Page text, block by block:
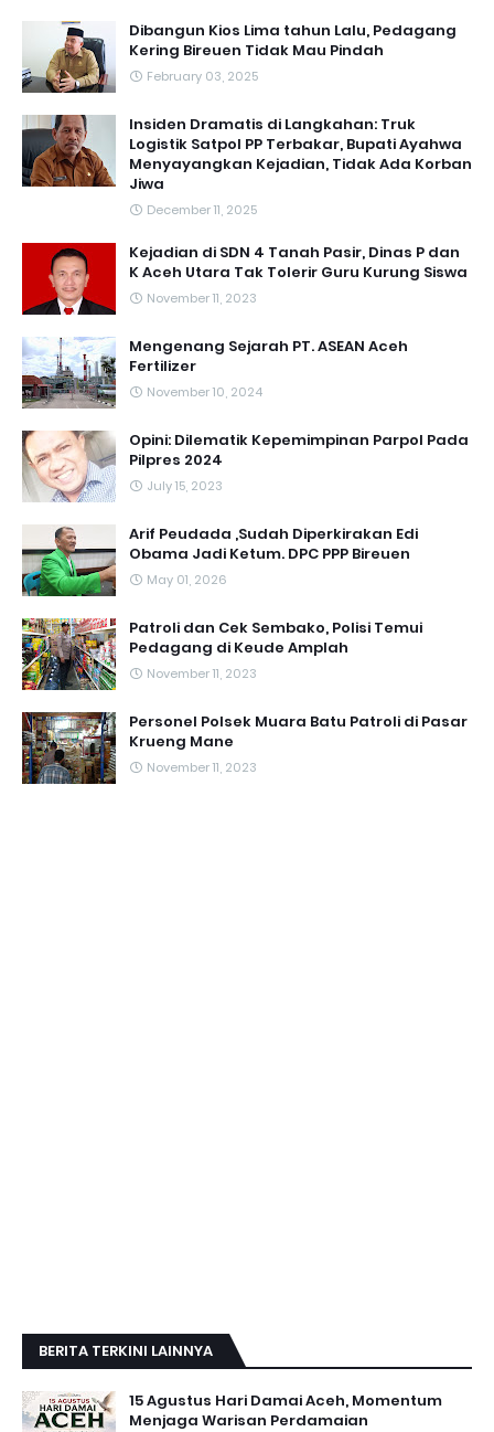
Dibangun Kios Lima tahun Lalu, Pedagang
Kering Bireuen Tidak Mau Pindah
February 03, 2025
Insiden Dramatis di Langkahan: Truk
Logistik Satpol PP Terbakar, Bupati Ayahwa
Menyayangkan Kejadian, Tidak Ada Korban
Jiwa
December 11, 2025
Kejadian di SDN 4 Tanah Pasir, Dinas P dan
K Aceh Utara Tak Tolerir Guru Kurung Siswa
November 11, 2023
Mengenang Sejarah PT. ASEAN Aceh
Fertilizer
November 10, 2024
Opini: Dilematik Kepemimpinan Parpol Pada
Pilpres 2024
July 15, 2023
Arif Peudada ,Sudah Diperkirakan Edi
Obama Jadi Ketum. DPC PPP Bireuen
May 01, 2026
Patroli dan Cek Sembako, Polisi Temui
Pedagang di Keude Amplah
November 11, 2023
Personel Polsek Muara Batu Patroli di Pasar
Krueng Mane
November 11, 2023
BERITA TERKINI LAINNYA
15 Agustus Hari Damai Aceh, Momentum
Menjaga Warisan Perdamaian